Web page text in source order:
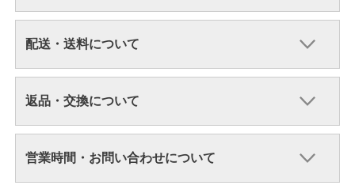
配送・送料について
返品・交換について
営業時間・お問い合わせについて